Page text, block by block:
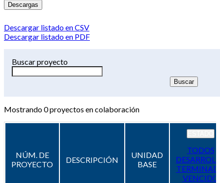
Descargas
Descargar listado en CSV
Descargar listado en PDF
Buscar proyecto
Mostrando0proyectos en colaboración
NÚM. DE
PROYECTO
DESCRIPCIÓN
UNIDAD
BASE
TODOS
VENCIDO